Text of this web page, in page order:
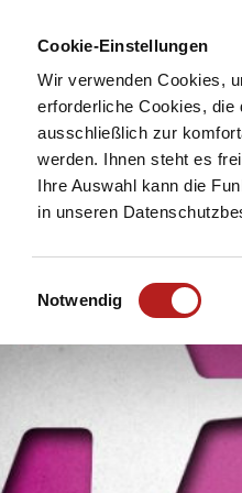
Cookie-Einstellungen
Wir verwenden Cookies,
erforderliche Cookies, die
ausschließlich zur
werden. Ihnen steht es
Ihre Auswahl kann die
in unseren
i
l
Notwendig
Meine